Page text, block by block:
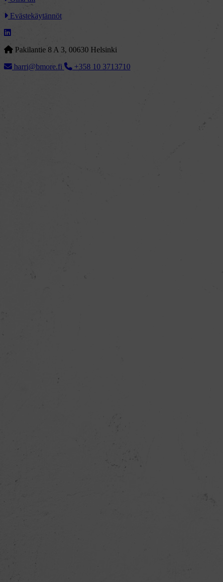
Evästekäytännöt
Pakilantie 8 A 3, 00630 Helsinki
harri@bmore.fi
+358 10 3713710